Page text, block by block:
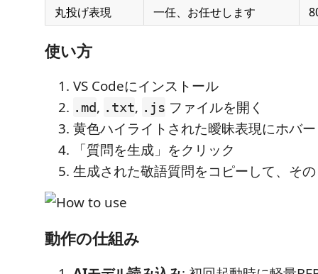
丸投げ表現
一任、お任せします
使い方
VS Codeにインストール
.md, .txt, .js ファイルを開く
黄色ハイライトされた曖昧表現にホバー
「質問を生成」をクリック
生成された敬語質問をコピーして、そ
動作の仕組み